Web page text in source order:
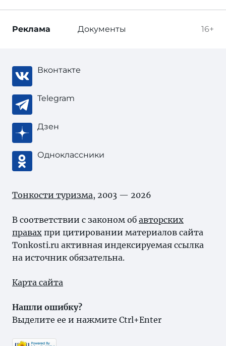
16+
Реклама Документы
Вконтакте
Telegram
Дзен
Одноклассники
Тонкости туризма, 2003 — 2026
В соответствии с законом об авторских
правах при цитировании материалов сайта
Tonkosti.ru активная индексируемая ссылка
на источник обязательна.
Карта сайта
Нашли ошибку?
Выделите ее и нажмите Ctrl+Enter